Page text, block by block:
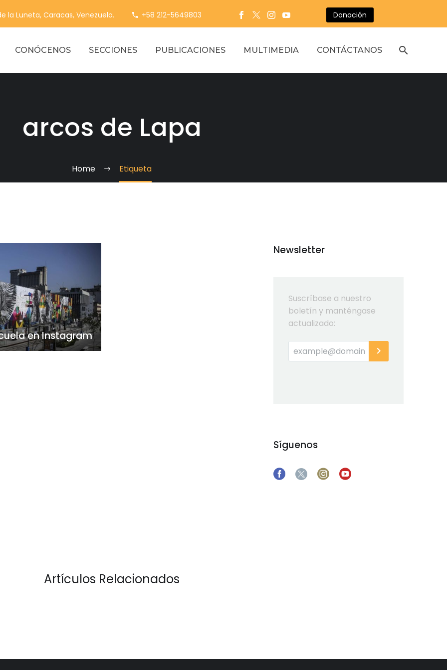
la Luneta, Caracas, Venezuela. +58 212-5649803 Donación
CONÓCENOS SECCIONES PUBLICACIONES MULTIMEDIA CONTÁCTANOS
arcos de Lapa
Home Etiqueta
en Instagram
Newsletter
Suscríbase a nuestro
boletín y manténgase
actualizado:
Síguenos
Artículos Relacionados